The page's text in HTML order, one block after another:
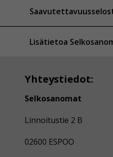
Lisätietoa
Yhteystiedot:
Selkosanomat
Linnoitustie 2 B
02600 ESPOO